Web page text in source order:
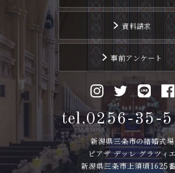
資料請求
事前アンケート
tel.0256-35-
新潟県三条市の結婚式場
ピアザ デッレ グラツィ
新潟県三条市上須頃1625